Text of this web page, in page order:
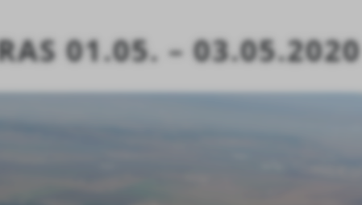
01.05. – 03.05.2020